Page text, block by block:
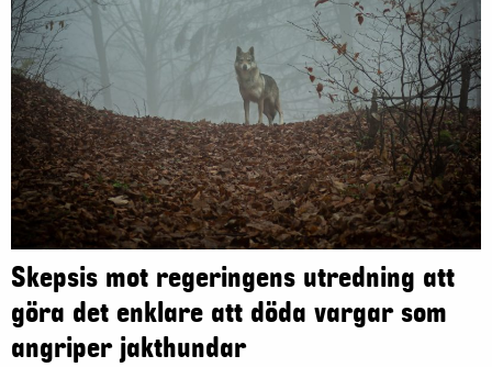
Skepsis mot regeringens utredning att
göra det enklare att döda vargar som
angriper jakthundar